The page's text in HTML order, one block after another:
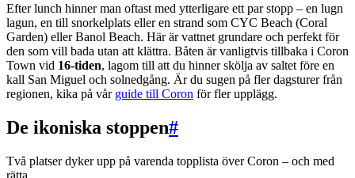
Efter lunch hinner man oftast med ytterligare ett par stopp – en lugn
lagun, en till snorkelplats eller en strand som CYC Beach (Coral
Garden) eller Banol Beach. Här är vattnet grundare och perfekt för
den som vill bada utan att klättra. Båten är vanligtvis tillbaka i Coron
Town vid 16-tiden, lagom till att du hinner skölja av saltet före en
kall San Miguel och solnedgång. Är du sugen på fler dagsturer från
regionen, kika på vår guide till Coron för fler upplägg.
De ikoniska stoppen#
Två platser dyker upp på varenda topplista över Coron – och med
rätta.